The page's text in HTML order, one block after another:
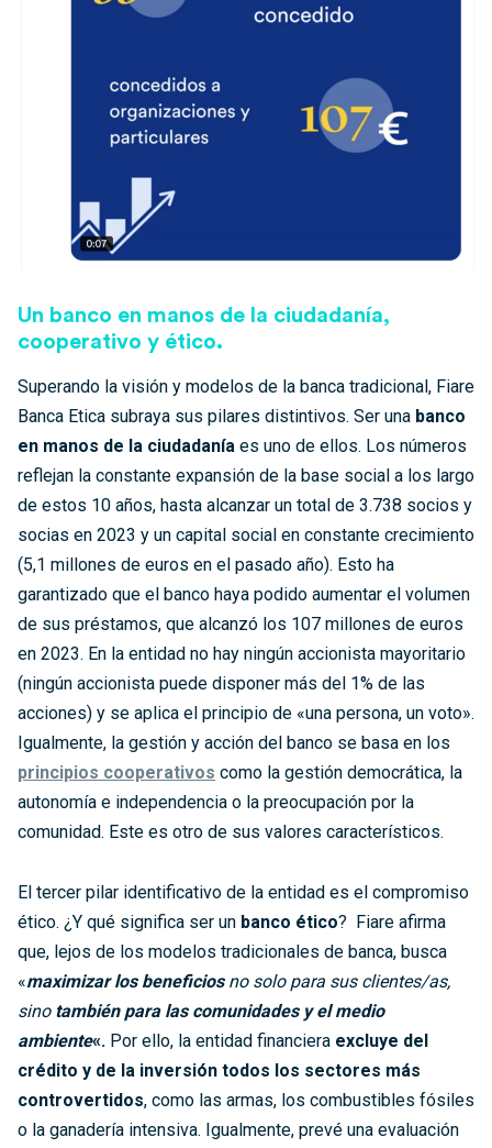
Un banco en manos de la ciudadanía,
cooperativo y ético.
Superando la visión y modelos de la banca tradicional, Fiare
Banca Etica subraya sus pilares distintivos. Ser una banco
en manos de la ciudadanía es uno de ellos. Los números
reflejan la constante expansión de la base social a los largo
de estos 10 años, hasta alcanzar un total de 3.738 socios y
socias en 2023 y un capital social en constante crecimiento
(5,1 millones de euros en el pasado año). Esto ha
garantizado que el banco haya podido aumentar el volumen
de sus préstamos, que alcanzó los 107 millones de euros
en 2023. En la entidad no hay ningún accionista mayoritario
(ningún accionista puede disponer más del 1% de las
acciones) y se aplica el principio de «una persona, un voto».
Igualmente, la gestión y acción del banco se basa en los
principios cooperativos como la gestión democrática, la
autonomía e independencia o la preocupación por la
comunidad. Este es otro de sus valores característicos.
El tercer pilar identificativo de la entidad es el compromiso
ético. ¿Y qué significa ser un banco ético? Fiare afirma
que, lejos de los modelos tradicionales de banca, busca
«maximizar los beneficiosno solo para sus clientes/as,
sino también para las comunidades y el medio
ambiente«. Por ello, la entidad financiera excluye del
crédito y de la inversión todos los sectores más
controvertidos, como las armas, los combustibles fósiles
o la ganadería intensiva. Igualmente, prevé una evaluación